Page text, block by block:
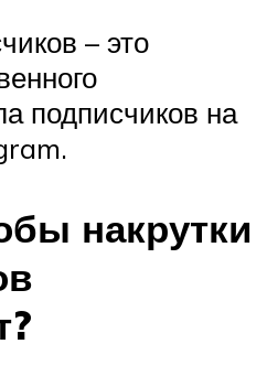
– это
подписчиков на
накрутки